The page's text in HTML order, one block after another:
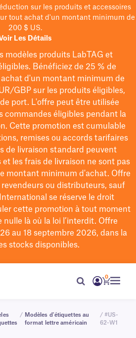
sur les produits et accessoires
tout achat d'un montant minimum de
200 $ US.
Les Détails
modèles produits LabTAG et
Bénéficiez de 25 % de
d'un montant minimum de
GBPsur les produits éligibles,
port. L'offre peut être utilisée
commandes éligibles pendant la
Cette promotion est cumulable
remises ou accords tarifaires
de livraison standard peuvent
les frais de livraison ne sont pas
montant minimum d'achat. Offre
revendeurs ou distributeurs, sauf
se réserve le droit
cette promotion à tout moment
nulle là où la loi l’interdit. Offre
au 18 septembre 2026, dans la
stocks disponibles.
0
/ Modèles d'étiquettes au
format lettre américain
/ #US-
62-W1